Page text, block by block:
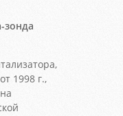
зонда
1998 г.,